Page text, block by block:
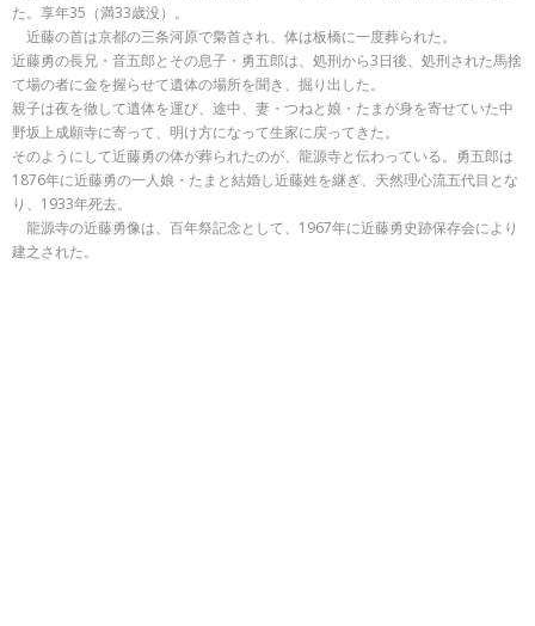
た。享年35（満33歳没）。
近藤の首は京都の三条河原で梟首され、体は板橋に一度葬られた。
近藤勇の長兄・音五郎とその息子・勇五郎は、処刑から3日後、処刑された馬捨
て場の者に金を握らせて遺体の場所を聞き、掘り出した。
親子は夜を徹して遺体を運び、途中、妻・つねと娘・たまが身を寄せていた中
野坂上成願寺に寄って、明け方になって生家に戻ってきた。
そのようにして近藤勇の体が葬られたのが、龍源寺と伝わっている。勇五郎は
1876年に近藤勇の一人娘・たまと結婚し近藤姓を継ぎ、天然理心流五代目とな
り、1933年死去。
龍源寺の近藤勇像は、百年祭記念として、1967年に近藤勇史跡保存会により
建之された。